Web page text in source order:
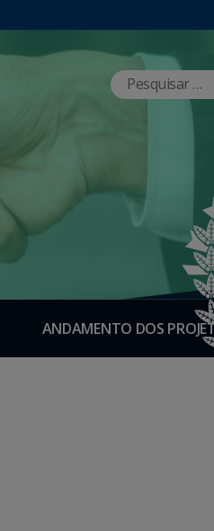
ANDAMENTO DOS